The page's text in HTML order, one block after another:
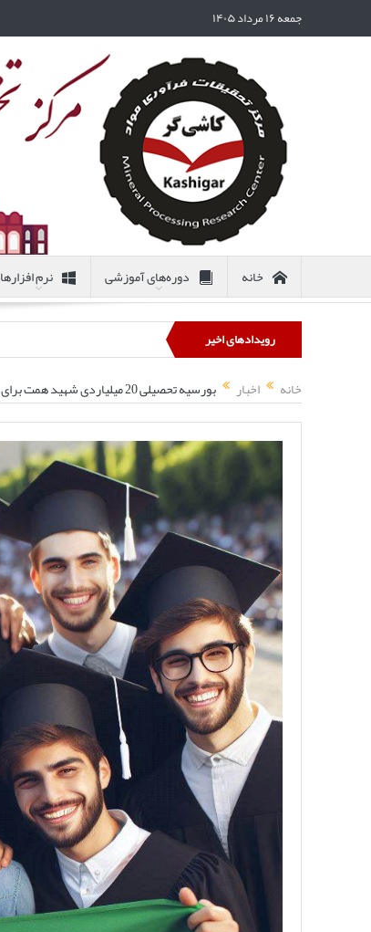
جمعه ۱۶ مرداد ۱۴۰۵
خانه دوره‌های آموزشی نرم افزارها
رویدادهای اخیر
خانه اخبار بورسیه تحصیلی 20 میلیاردی شهید همت برای دانشجویان ورودی 1403